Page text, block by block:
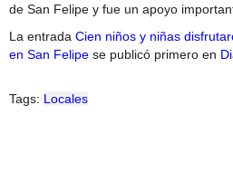
de San Felipe y fue un apoyo
La entrada Cien niños y niñas
en San Felipe se publicó primero en
Tags: Locales